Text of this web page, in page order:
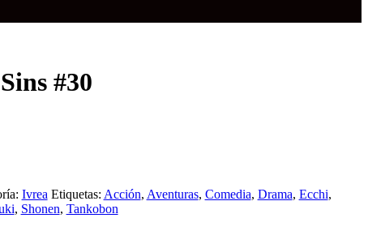
#30
Ivrea Etiquetas: Acción, Aventuras, Comedia, Drama, Ecchi,
, Shonen, Tankobon